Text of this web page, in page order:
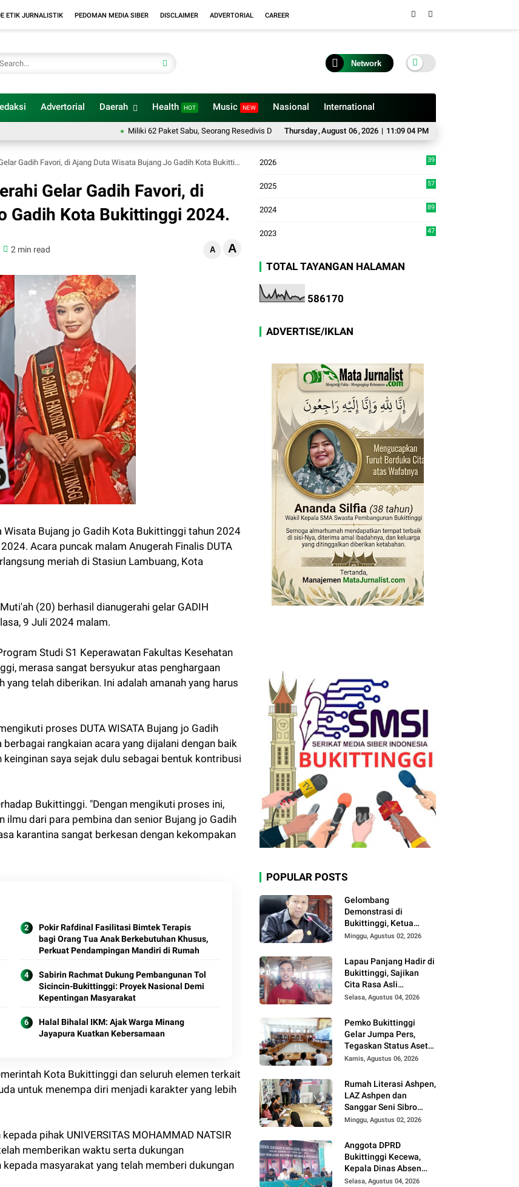
ETIK JURNALISTIK PEDOMAN MEDIA SIBER DISCLAIMER ADVERTORIAL CAREER
Network
Advertorial Daerah Health HOT Music NEW Nasional International
Thursday,August 06,2026 | 11:09 05 PM
Miliki 62 Paket Sabu, Seorang Resedivis Diamankan Polisi di Bukittinggi Anggota DPRD, "Dedi Fatria" Sengketa
Gadih Favori, di Ajang Duta Wisata Bujang Jo Gadih Kota Bukittinggi 2024.
Gelar Gadih Favori, di
Gadih Kota Bukittinggi 2024.
2 min read A A
Wisata Bujang jo Gadih Kota Bukittinggi tahun 2024
Acara puncak malam Anugerah Finalis DUTA
meriah di Stasiun Lambuang, Kota
(20) berhasil dianugerahi gelar GADIH
9 Juli 2024 malam.
Studi S1 Keperawatan Fakultas Kesehatan
merasa sangat bersyukur atas penghargaan
telah diberikan. Ini adalah amanah yang harus
proses DUTA WISATA Bujang jo Gadih
rangkaian acara yang dijalani dengan baik
saya sejak dulu sebagai bentuk kontribusi
Bukittinggi. "Dengan mengikuti proses ini,
dari para pembina dan senior Bujang jo Gadih
karantina sangat berkesan dengan kekompakan
Pokir Rafdinal Fasilitasi Bimtek Terapis
bagi Orang Tua Anak Berkebutuhan Khusus,
Perkuat Pendampingan Mandiri di Rumah
Sabirin Rachmat Dukung Pembangunan Tol
Sicincin-Bukittinggi: Proyek Nasional Demi
Kepentingan Masyarakat
Halal Bihalal IKM: Ajak Warga Minang
Jayapura Kuatkan Kebersamaan
Kota Bukittinggi dan seluruh elemen terkait
untuk menempa diri menjadi karakter yang lebih
pihak UNIVERSITAS MOHAMMAD NATSIR
memberikan waktu serta dukungan
masyarakat yang telah memberi dukungan
2026
39
2025
57
2024
89
2023 47
TOTAL TAYANGAN HALAMAN
586170
ADVERTISE/IKLAN
POPULAR POSTS
Gelombang
Demonstrasi di
Bukittinggi, Ketua
DPRD Ajak Semua
Kondusivitas.
Minggu, Agustus 02, 2026
Lapau Panjang Hadir di
Bukittinggi, Sajikan
Cita Rasa Asli
Minangkabau dengan
Selasa, Agustus 04, 2026
Pemko Bukittinggi
Gelar Jumpa Pers,
Tegaskan Status Aset
Daerah dan Klarifikasi
UFDK
Kamis, Agustus 06, 2026
Rumah Literasi Ashpen,
LAZ Ashpen dan
Sanggar Seni Sibro
Hadirkan Bimbel
Anak-anak
Minggu, Agustus 02, 2026
Anggota DPRD
Bukittinggi Kecewa,
Kepala Dinas Absen
pada Reses Masa
Selasa, Agustus 04, 2026